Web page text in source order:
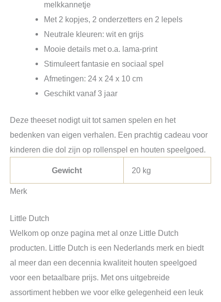
melkkannetje
Met 2 kopjes, 2 onderzetters en 2 lepels
Neutrale kleuren: wit en grijs
Mooie details met o.a. lama‑print
Stimuleert fantasie en sociaal spel
Afmetingen: 24 x 24 x 10 cm
Geschikt vanaf 3 jaar
Deze theeset nodigt uit tot samen spelen en het
bedenken van eigen verhalen. Een prachtig cadeau voor
kinderen die dol zijn op rollenspel en houten speelgoed.
Gewicht 20 kg
Merk
Little Dutch
Welkom op onze pagina met al onze Little Dutch
producten. Little Dutch is een Nederlands merk en biedt
al meer dan een decennia kwaliteit houten speelgoed
voor een betaalbare prijs. Met ons uitgebreide
assortiment hebben we voor elke gelegenheid een leuk